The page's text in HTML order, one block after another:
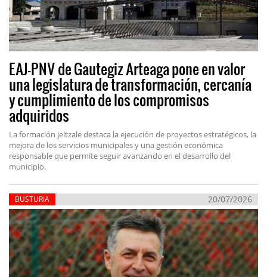
EAJ-PNV de Gautegiz Arteaga pone en valor
una legislatura de transformación, cercanía
y cumplimiento de los compromisos
adquiridos
La formación jeltzale destaca la ejecución de proyectos estratégicos, la
mejora de los servicios municipales y una gestión económica
responsable que permite seguir avanzando en el desarrollo del
municipio.
BUSTURIA 20/07/2026